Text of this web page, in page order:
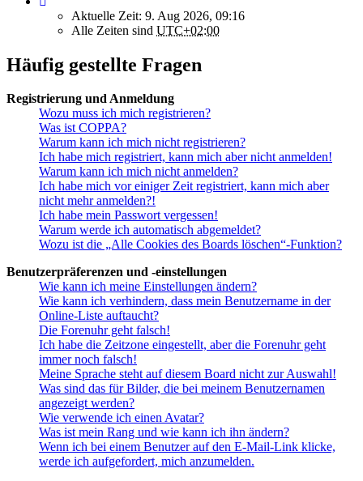
Aktuelle Zeit: 9. Aug 2026, 09:16
Alle Zeiten sind UTC+02:00
Häufig gestellte Fragen
Registrierung und Anmeldung
Wozu muss ich mich registrieren?
Was ist COPPA?
Warum kann ich mich nicht registrieren?
Ich habe mich registriert, kann mich aber nicht anmelden!
Warum kann ich mich nicht anmelden?
Ich habe mich vor einiger Zeit registriert, kann mich aber
nicht mehr anmelden?!
Ich habe mein Passwort vergessen!
Warum werde ich automatisch abgemeldet?
Wozu ist die „Alle Cookies des Boards löschen“-Funktion?
Benutzerpräferenzen und -einstellungen
Wie kann ich meine Einstellungen ändern?
Wie kann ich verhindern, dass mein Benutzername in der
Online-Liste auftaucht?
Die Forenuhr geht falsch!
Ich habe die Zeitzone eingestellt, aber die Forenuhr geht
immer noch falsch!
Meine Sprache steht auf diesem Board nicht zur Auswahl!
Was sind das für Bilder, die bei meinem Benutzernamen
angezeigt werden?
Wie verwende ich einen Avatar?
Was ist mein Rang und wie kann ich ihn ändern?
Wenn ich bei einem Benutzer auf den E-Mail-Link klicke,
werde ich aufgefordert, mich anzumelden.